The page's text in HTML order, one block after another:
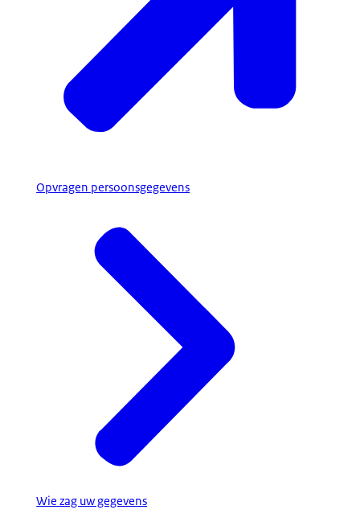
Opvragen persoonsgegevens
Wie zag uw gegevens